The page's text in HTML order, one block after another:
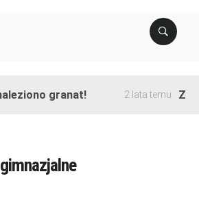
granat! 2 lata temu